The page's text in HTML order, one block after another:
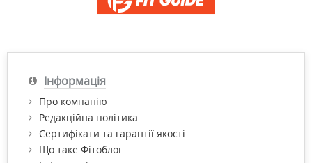
Інформація
Про компанію
Редакційна політика
Сертифікати та гарантії якості
Що таке Фітоблог